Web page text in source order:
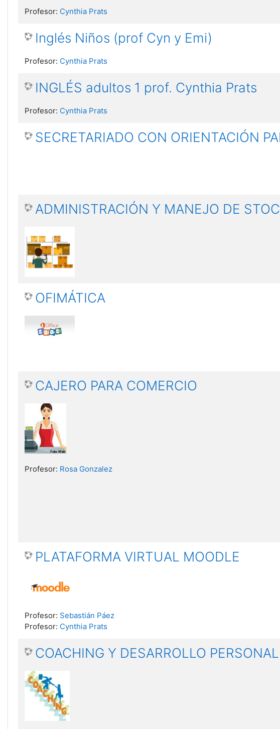
Profesor: Cynthia Prats
Inglés Niños (prof Cyn y Emi)
Profesor: Cynthia Prats
INGLÉS adultos 1 prof. Cynthia Prats
Profesor: Cynthia Prats
SECRETARIADO CON ORIENTACIÓN
ADMINISTRACIÓN Y MANEJO DE
OFIMÁTICA
CAJERO PARA COMERCIO
Profesor: Rosa Gonzalez
PLATAFORMA VIRTUAL MOODLE
Profesor: Sebastián Páez
Profesor: Cynthia Prats
COACHING Y DESARROLLO PERSONAL